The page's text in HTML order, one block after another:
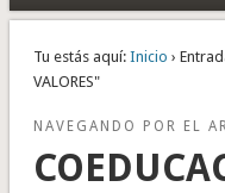
Tu estás aquí: Inicio ›
VALORES"
NAVEGANDO POR EL